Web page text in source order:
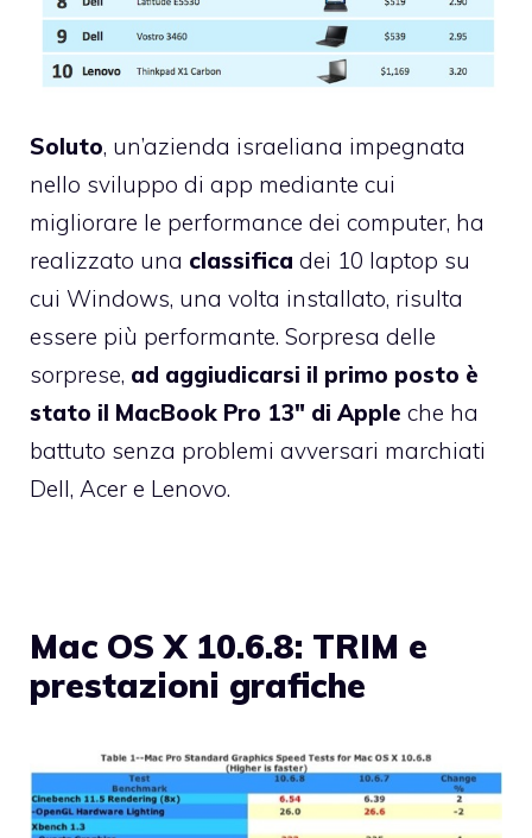
Soluto, un’azienda israeliana impegnata
nello sviluppo di app mediante cui
migliorare le performance dei computer, ha
realizzato una classifica dei 10 laptop su
cui Windows, una volta installato, risulta
essere più performante. Sorpresa delle
sorprese, ad aggiudicarsi il primo posto è
stato il MacBook Pro 13″ di Apple che ha
battuto senza problemi avversari marchiati
Dell, Acer e Lenovo.
Mac OS X 10.6.8: TRIM e
prestazioni grafiche